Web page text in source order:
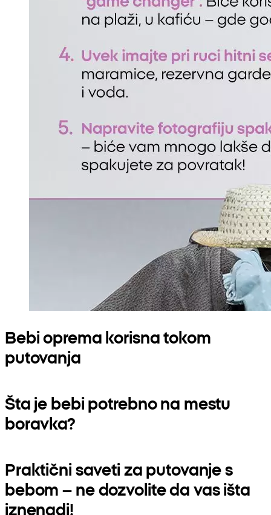
Bebi oprema korisna tokom
putovanja
Šta je bebi potrebno na mestu
boravka?
Praktični saveti za putovanje s
bebom – ne dozvolite da vas išta
iznenadi!